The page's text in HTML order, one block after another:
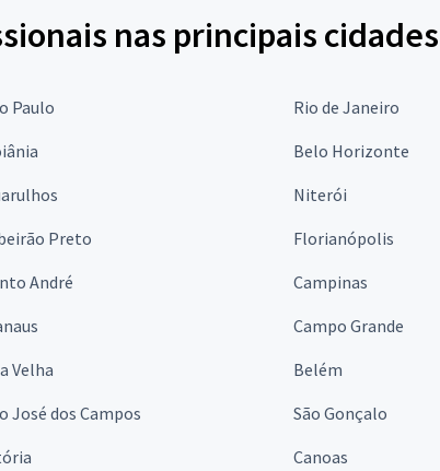
nas principais cidades
Paulo Rio de Janeiro
Belo Horizonte
Niterói
Preto Florianópolis
André Campinas
Campo Grande
Velha Belém
José dos Campos São Gonçalo
Canoas